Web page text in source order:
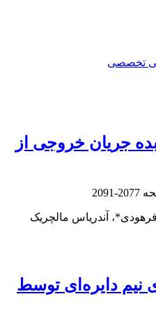
تخصصی
بده جریان خروجی از
2077-2091
آندریاس مالچریک
نیم دایره‌ای توسط